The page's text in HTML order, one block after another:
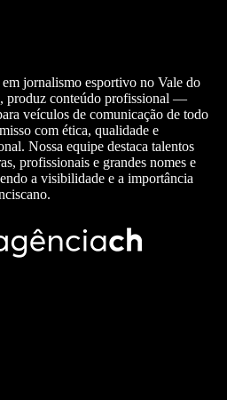
jornalismo esportivo no Vale do
produz conteúdo profissional —
veículos de comunicação de todo
com ética, qualidade e
Nossa equipe destaca talentos
profissionais e grandes nomes e
a visibilidade e a importância